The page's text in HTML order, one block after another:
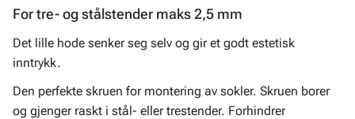
For tre- og stålstender maks 2,5 mm
Det lille hode senker seg selv og gir et godt estetisk
inntrykk.
Den perfekte skruen for montering av sokler. Skruen borer
og gjenger raskt i stål- eller trestender. Forhindrer